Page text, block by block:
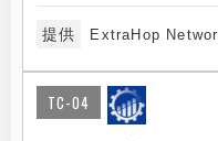
提供 ExtraHop
TC-04